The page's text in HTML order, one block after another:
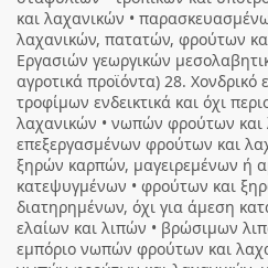
και λαχανικών •
λαχανικών, πατατών, φρούτων
Εργασιών γεωργικών
αγροτικά προϊόντα) 28. Χονδρικό
τροφίμων ενδεικτικά και όχι
λαχανικών • νωπών φρούτων και
επεξεργασμένων φρούτων και
ξηρών καρπών, μαγειρεμένων ή
κατεψυγμένων • φρούτων και
διατηρημένων, όχι για άμεση
ελαίων και λιπών • βρώσιμων
εμπόριο νωπών φρούτων και